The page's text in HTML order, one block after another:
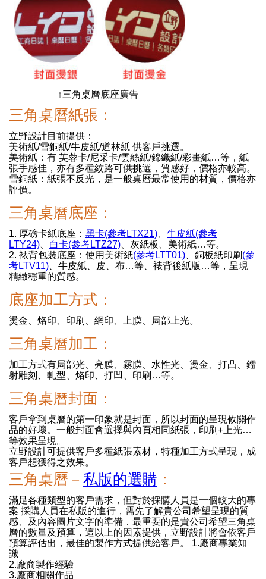
↑三角桌曆底座廣告
三角桌曆紙張：
立野設計目前提供：
美術紙/雪銅紙/牛皮紙/道林紙 供客戶挑選。
美術紙：有 芙蓉卡/尼采卡/雲絲紙/錦織紙/彩畫紙…等，紙
張手感佳，亦有多種紋路可供挑選，質感好，價格亦較高。
雪銅紙：紙張不反光，是一般桌曆最常使用的材質，價格亦
評價。
三角桌曆底座：
1. 厚磅卡紙底座： 黑卡(參考LTX21)
牛皮紙(參考
LTY24)
白卡(參考LTZ27) 、灰紙板、美術紙…等。
2. 裱背包裝底座：使用美術紙(參考LTT01) 、銅板紙印刷 (參
考LTV11) 、牛皮紙、皮、布…等、裱背後紙版…等，呈現
精緻穩重的質感。
底座加工方式：
燙金、烙印、印刷、網印、上膜、局部上光。
三角桌曆加工：
加工方式有局部光、亮膜、霧膜、水性光、燙金、打凸、鐳
射雕刻、軋型、烙印、打凹、印刷…等。
三角桌曆封面：
客戶拿到桌曆的第一印象就是封面，所以封面的呈現攸關作
品的好壞。一般封面會選擇與內頁相同紙張，印刷+上光…
等效果呈現。
立野設計可提供客戶多種紙張素材，特種加工方式呈現，成
客戶想獲得之效果。
三角桌曆－ 私版的選購 ：
滿足各種類型的客戶需求，但對於採購人員是一個較大的專
案 採購人員在私版的進行，需先了解貴公司希望呈現的質
感、及內容圖片文字的準備．最重要的是貴公司希望三角桌
曆的數量及預算，這以上的因素提供，立野設計將會依客戶
預算評估出，最佳的製作方式提供給客戶。 1.廠商專業知
識
2.廠商製作經驗
3.廠商相關作品